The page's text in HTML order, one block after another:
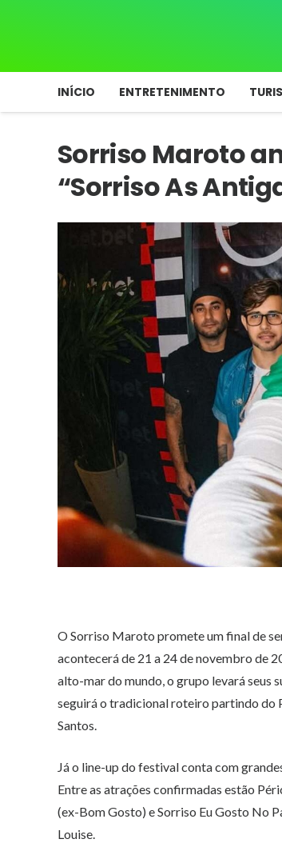
INÍCIO ENTRETENIMENTO
Sorriso Maroto
“Sorriso As
O Sorriso Maroto promete um final de
acontecerá de 21 a 24 de novembro de
alto-mar do mundo, o grupo levará seus
seguirá o tradicional roteiro partindo do
Santos.
Já o line-up do festival conta com
Entre as atrações confirmadas estão
(ex-Bom Gosto) e Sorriso Eu Gosto No
Louise.